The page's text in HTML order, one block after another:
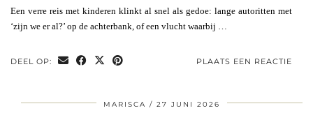
Een verre reis met kinderen klinkt al snel als gedoe: lange autoritten met
‘zijn we er al?’ op de achterbank, of een vlucht waarbij …
DEEL OP: PLAATS EEN REACTIE
MARISCA 27 JUNI 2026